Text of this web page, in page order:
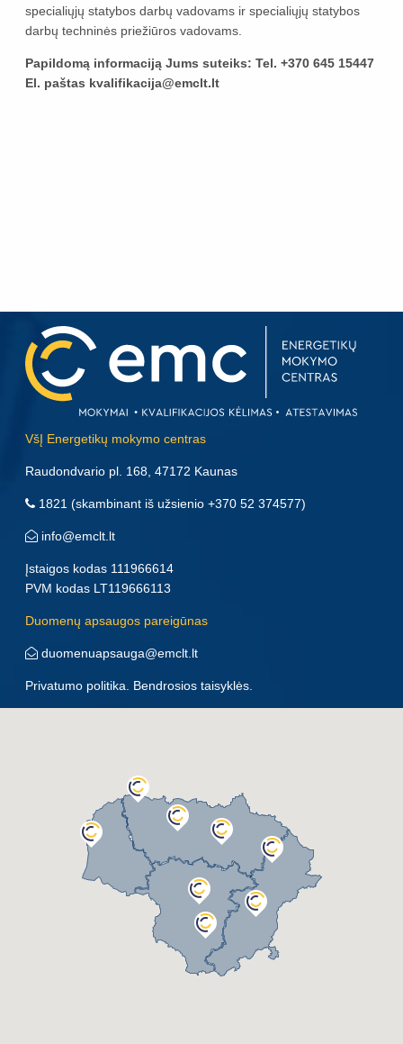
specialiųjų statybos darbų vadovams ir specialiųjų statybos
darbų techninės priežiūros vadovams.
Papildomą informaciją Jums suteiks: Tel. +370 645 15447
El. paštas kvalifikacija@emclt.lt
VšĮ Energetikų mokymo centras
Raudondvario pl. 168, 47172 Kaunas
1821 (skambinant iš užsienio +370 52 374577)
info@emclt.lt
Įstaigos kodas 111966614
PVM kodas LT119666113
Duomenų apsaugos pareigūnas
duomenuapsauga@emclt.lt
Privatumo politika. Bendrosios taisyklės.